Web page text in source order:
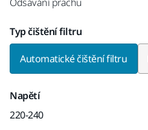
Typ čištění filtru
Automatické čištění filtru
Napětí
220-240